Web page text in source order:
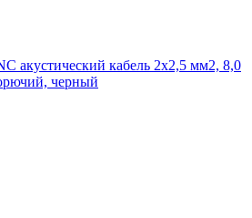
акустический кабель 2x2,5 мм2, 8,0
черный